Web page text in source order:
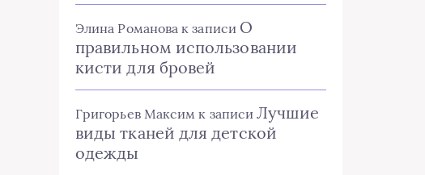
Элина Романова к записи О
правильном использовании
кисти для бровей
Григорьев Максим к записиЛучшие
виды тканей для детской
одежды